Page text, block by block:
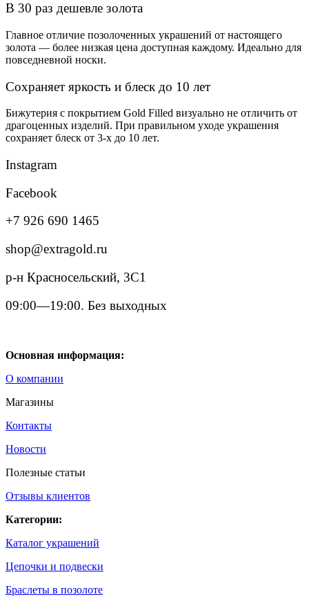
В 30 раз дешевле золота
Главное отличие позолоченных украшений от настоящего
золота — более низкая цена доступная каждому. Идеально для
повседневной носки.
Сохраняет яркость и блеск до 10 лет
Бижутерия с покрытием Gold Filled визуально не отличить от
драгоценных изделий. При правильном уходе украшения
сохраняет блеск от 3-х до 10 лет.
Instagram
Facebook
+7 926 690 1465
shop@extragold.ru
р-н Красносельский, 3С1
09:00—19:00. Без выходных
Основная информация:
О компании
Магазины
Контакты
Новости
Полезные статьи
Отзывы клиентов
Категории:
Каталог украшений
Цепочки и подвески
Браслеты в позолоте